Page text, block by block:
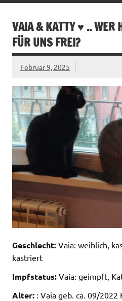
VAIA & KATTY ♥ .. WER
FÜR UNS FREI?
Februar 9, 2025
Geschlecht: Vaia: weiblich,
kastriert
Impfstatus: Vaia: geimpft,
Alter: : Vaia geb. ca. 09/